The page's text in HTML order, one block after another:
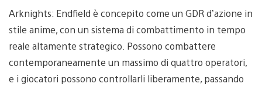
Arknights: Endfield è concepito come un GDR d’azione in
stile anime, con un sistema di combattimento in tempo
reale altamente strategico. Possono combattere
contemporaneamente un massimo di quattro operatori,
e i giocatori possono controllarli liberamente, passando